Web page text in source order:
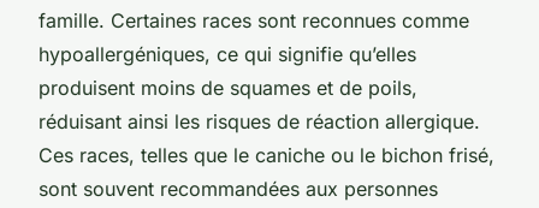
famille. Certaines races sont reconnues comme
hypoallergéniques, ce qui signifie qu’elles
produisent moins de squames et de poils,
réduisant ainsi les risques de réaction allergique.
Ces races, telles que le caniche ou le bichon frisé,
sont souvent recommandées aux personnes